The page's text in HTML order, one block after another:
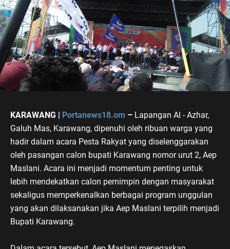
KARAWANG | Portanews18.om – Lapangan Al - Azhar,
Galuh Mas, Karawang, dipenuhi oleh ribuan warga yang
hadir dalam acara Pesta Rakyat yang diselenggarakan
oleh pasangan calon bupati Karawang nomor urut 2, Aep
Maslani. Acara ini menjadi momentum penting untuk
lebih mendekatkan calon pemimpin dengan masyarakat
sekaligus memperkenalkan berbagai program unggulan
yang akan dilaksanakan jika Aep Maslani terpilih menjadi
Bupati Karawang.